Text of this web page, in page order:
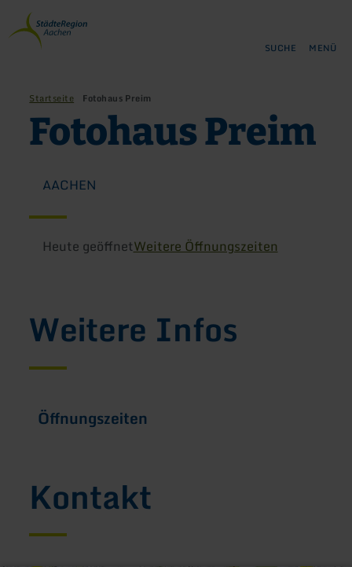
Zurück
zur
Startseite
SUCHE MENÜ
Startseite Fotohaus Preim
Fotohaus Preim
AACHEN
Heute geöffnetWeitere Öffnungszeiten
Weitere Infos
Öffnungszeiten
Kontakt